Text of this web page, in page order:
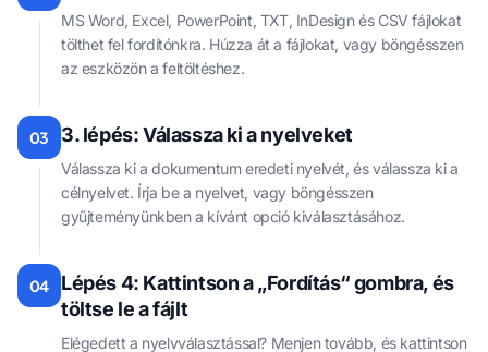
MS Word, Excel, PowerPoint, TXT, InDesign és CSV fájlokat
tölthet fel fordítónkra. Húzza át a fájlokat, vagy böngésszen
az eszközön a feltöltéshez.
03 3. lépés: Válassza ki a nyelveket
Válassza ki a dokumentum eredeti nyelvét, és válassza ki a
célnyelvet. Írja be a nyelvet, vagy böngésszen
gyűjteményünkben a kívánt opció kiválasztásához.
04
Lépés 4: Kattintson a „Fordítás“ gombra, és
töltse le a fájlt
Elégedett a nyelvválasztással? Menjen tovább, és kattintson